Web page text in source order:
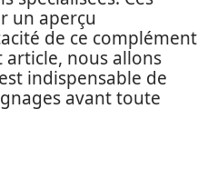
un aperçu
de ce complément
article, nous allons
indispensable de
avant toute